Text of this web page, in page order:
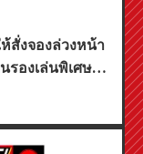
สั่งจองล่วงหน้า
องเล่นพิเศษที่
วาดโดยคุโด!
วสาว" มี
มนี้!